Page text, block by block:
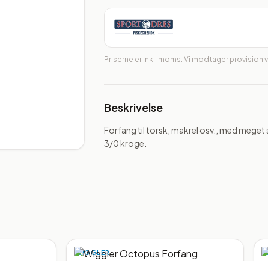
Priserne er inkl. moms. Vi modtager provision
Beskrivelse
Forfang til torsk, makrel osv., med meget
3/0 kroge.
WIGGLER